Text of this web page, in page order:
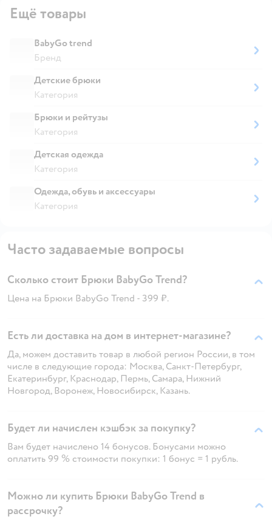
Ещё товары
BabyGo trend
Бренд
Детские брюки
Категория
Брюки и рейтузы
Категория
Детская одежда
Категория
Одежда, обувь и аксессуары
Категория
Часто задаваемые вопросы
Сколько стоит Брюки BabyGo Trend?
Цена на Брюки BabyGo Trend - 399 ₽.
Есть ли доставка на дом в интернет-магазине?
Да, можем доставить товар в любой регион России, в том
числе в следующие города: Москва, Санкт-Петербург,
Екатеринбург, Краснодар, Пермь, Самара, Нижний
Новгород, Воронеж, Новосибирск, Казань.
Будет ли начислен кэшбэк за покупку?
Вам будет начислено 14 бонусов. Бонусами можно
оплатить 99 % стоимости покупки: 1 бонус = 1 рубль.
Можно ли купить Брюки BabyGo Trend в
рассрочку?